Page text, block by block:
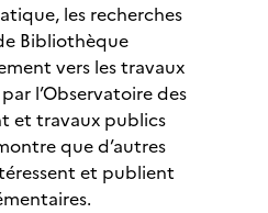
les recherches
Bibliothèque
vers les travaux
l’Observatoire des
et travaux publics
que d’autres
et publient